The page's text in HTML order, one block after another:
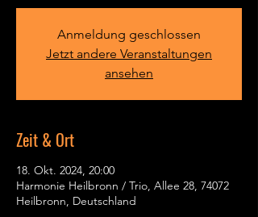
Anmeldung geschlossen
Jetzt andere Veranstaltungen
ansehen
Zeit & Ort
18. Okt. 2024, 20:00
Harmonie Heilbronn / Trio, Allee 28, 74072
Heilbronn, Deutschland